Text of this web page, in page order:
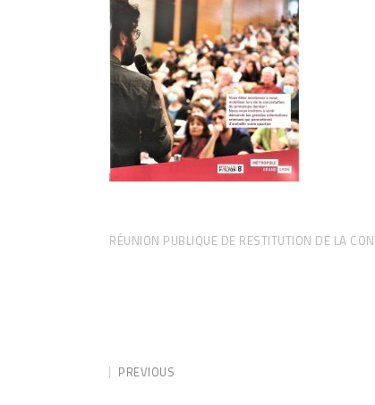
RÉUNION PUBLIQUE DE RESTITUTION DE LA
PREVIOUS